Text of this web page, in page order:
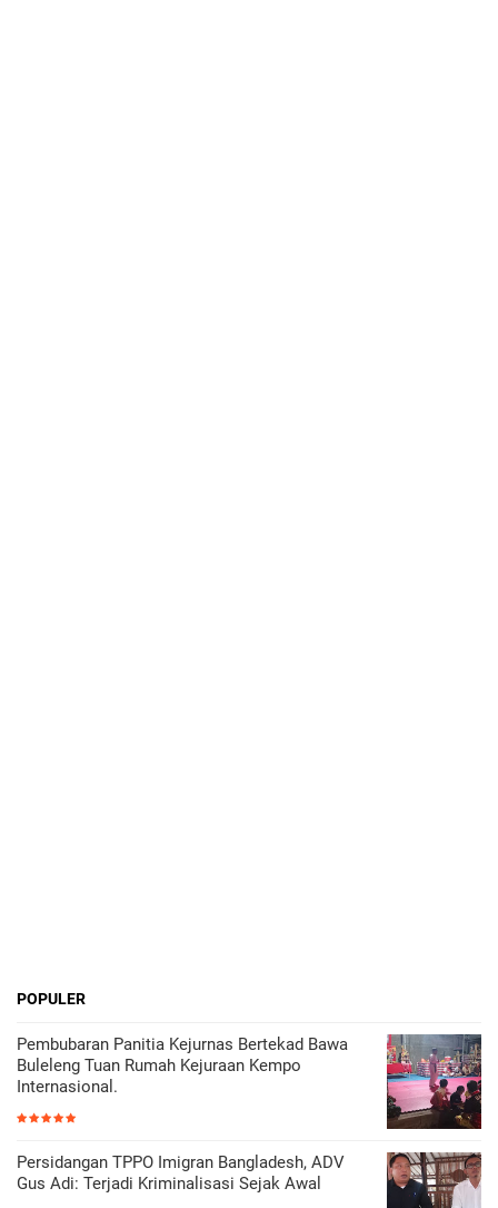
POPULER
Pembubaran Panitia Kejurnas Bertekad Bawa
Buleleng Tuan Rumah Kejuraan Kempo
Internasional.
Persidangan TPPO Imigran Bangladesh, ADV
Gus Adi: Terjadi Kriminalisasi Sejak Awal